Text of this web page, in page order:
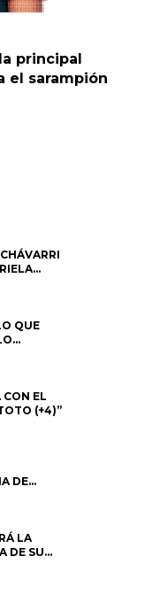
principal
el sarampión
SALIDA
QUE
“UNA
EL
(+4)”
DE
DE
UN
LA
DE SU